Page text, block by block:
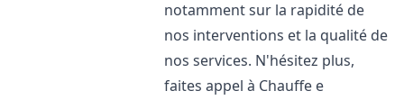
notamment sur la rapidité de
nos interventions et la qualité de
nos services. N'hésitez plus,
faites appel à Chauffe e